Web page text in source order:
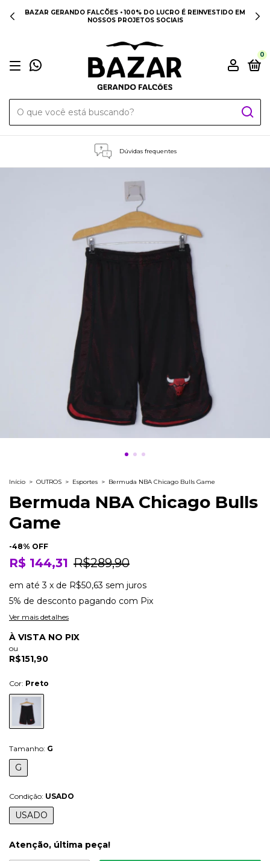
BAZAR GERANDO FALCÕES • 100% DO LUCRO É REINVESTIDO EM
NOSSOS PROJETOS SOCIAIS
0
Dúvidas frequentes
Início > OUTROS > Esportes > Bermuda NBA Chicago Bulls Game
Bermuda NBA Chicago Bulls
Game
-48% OFF
R$ 144,31 R$289,90
em até3 x de R$50,63 sem juros
5% de desconto pagando com Pix
Ver mais detalhes
À VISTA NO PIX
ou
R$151,90
Cor: Preto
Tamanho: G
G
Condição: USADO
USADO
Atenção, última peça!